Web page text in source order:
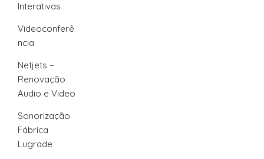
Interativas
Videoconferê
ncia
Netjets –
Renovação
Audio e Video
Sonorização
Fábrica
Lugrade